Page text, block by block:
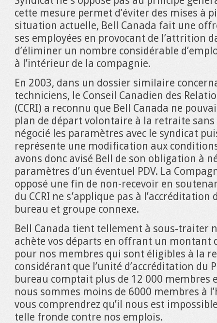
cette mesure permet d’éviter des mises à
situation actuelle, Bell Canada fait une
ses employées en provocant de l’attrition
d’éliminer un nombre considérable
à l’intérieur de la compagnie.
En 2003, dans un dossier similaire
techniciens, le Conseil Canadien des
(CCRI) a reconnu que Bell Canada ne
plan de départ volontaire à la retraite sans
négocié les paramètres avec le syndicat
représente une modification aux
avons donc avisé Bell de son obligation à
paramètres d’un éventuel PDV. La
opposé une fin de non-recevoir en
du CCRI ne s’applique pas à l’accréditation
bureau et groupe connexe.
Bell Canada tient tellement à sous-traiter
achète vos départs en offrant un montant
pour nos membres qui sont éligibles à la
considérant que l’unité d’accréditation du
bureau comptait plus de 12 000 membres
nous sommes moins de 6000 membres à
vous comprendrez qu’il nous est
telle fronde contre nos emplois.